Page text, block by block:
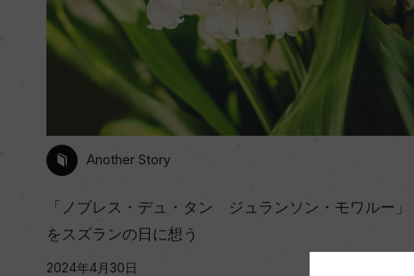
Another Story
「ノブレス・デュ・タン ジュランソン・モワルー」
をスズランの日に想う
2024年4月30日